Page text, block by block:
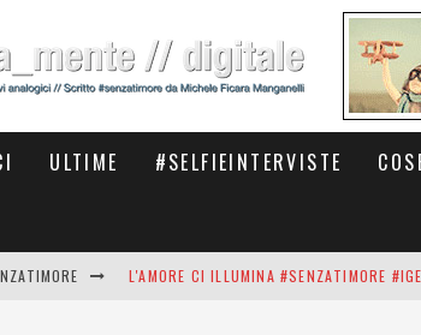
ULTIME #SELFIEINTERVISTE
L'AMORE CI ILLUMINA #SENZATIMORE